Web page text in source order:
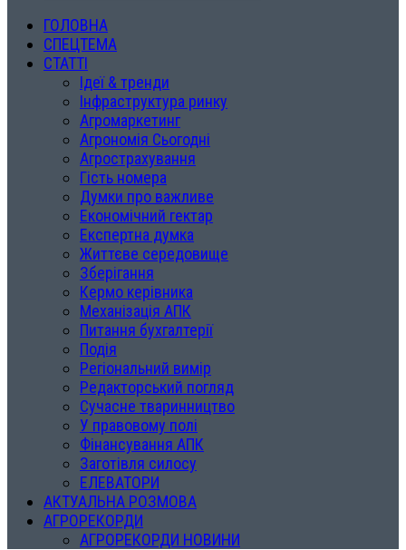
ГОЛОВНА
СПЕЦТЕМА
СТАТТІ
Ідеї & тренди
Інфраструктура ринку
Агромаркетинг
Агрономія Сьогодні
Агрострахування
Гість номера
Думки про важливе
Економічний гектар
Експертна думка
Життєве середовище
Зберігання
Кермо керівника
Механізація АПК
Питання бухгалтерії
Подія
Регіональний вимір
Редакторський погляд
Сучасне тваринництво
У правовому полі
Фінансування АПК
Заготівля силосу
ЕЛЕВАТОРИ
АКТУАЛЬНА РОЗМОВА
АГРОРЕКОРДИ
АГРОРЕКОРДИ НОВИНИ